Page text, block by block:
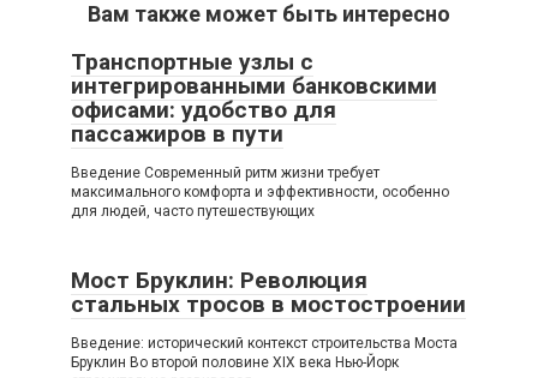
Вам также может быть интересно
Транспортные узлы с
интегрированными банковскими
офисами: удобство для
пассажиров в пути
Введение Современный ритм жизни требует
максимального комфорта и эффективности, особенно
для людей, часто путешествующих
Мост Бруклин: Революция
стальных тросов в мостостроении
Введение: исторический контекст строительства Моста
Бруклин Во второй половине XIX века Нью-Йорк